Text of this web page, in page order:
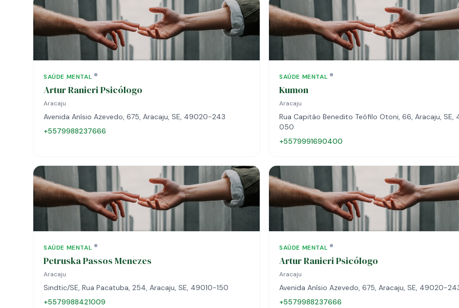
SAÚDE MENTAL
Artur Ranieri Psicólogo
Aracaju
Avenida Anísio Azevedo, 675, Aracaju, SE, 49020-243
+5579988237666
SAÚDE MENTAL
Kumon
Aracaju
Rua Capitão Benedito Teófilo Otoni, 66, Aracaju,
050
+5579991690400
SAÚDE MENTAL
Petruska Passos Menezes
Aracaju
Sindtic/SE, Rua Pacatuba, 254, Aracaju, SE, 49010-150
+5579988421009
SAÚDE MENTAL
Artur Ranieri Psicólogo
Aracaju
Avenida Anísio Azevedo, 675, Aracaju, SE, 49020-
+5579988237666